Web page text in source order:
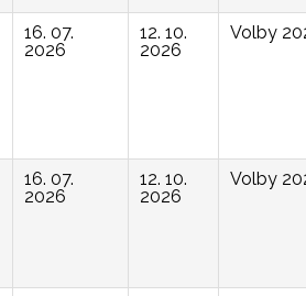
16. 07.
2026
12. 10.
2026
Volby
16. 07.
2026
12. 10.
2026
Volby